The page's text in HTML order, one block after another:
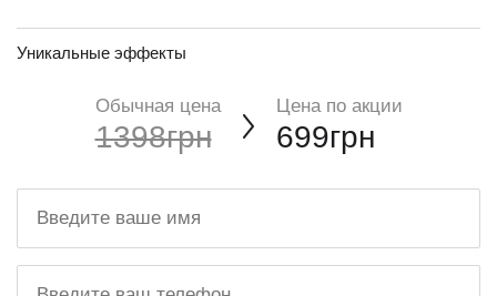
Уникальные эффекты
Обычная цена
1398грн
Цена по акции
699грн